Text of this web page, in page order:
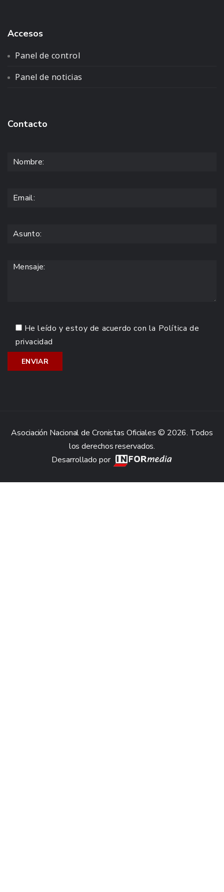
Accesos
Panel de control
Panel de noticias
Contacto
He leído y estoy de acuerdo con la Política de
privacidad
Asociación Nacional de Cronistas Oficiales © 2026. Todos
los derechos reservados.
Desarrollado por